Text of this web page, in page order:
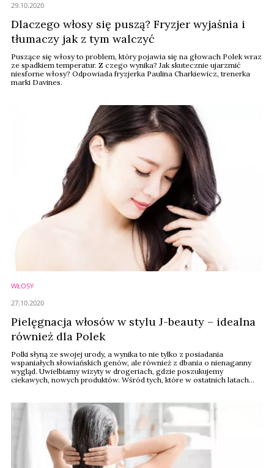
Dlaczego włosy się puszą? Fryzjer wyjaśnia i
tłumaczy jak z tym walczyć
Puszące się włosy to problem, który pojawia się na głowach Polek wraz
ze spadkiem temperatur. Z czego wynika? Jak skutecznie ujarzmić
niesforne włosy? Odpowiada fryzjerka Paulina Charkiewicz, trenerka
marki Davines.
29.10.2020
WŁOSY
Pielęgnacja włosów w stylu J-beauty – idealna
również dla Polek
Polki słyną ze swojej urody, a wynika to nie tylko z posiadania
wspaniałych słowiańskich genów, ale również z dbania o nienaganny
wygląd. Uwielbiamy wizyty w drogeriach, gdzie poszukujemy
ciekawych, nowych produktów. Wśród tych, które w ostatnich latach
prosto z Japonii. To właśnie ...
27.10.2020